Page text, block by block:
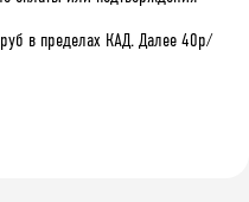
в пределах КАД. Далее 40р/